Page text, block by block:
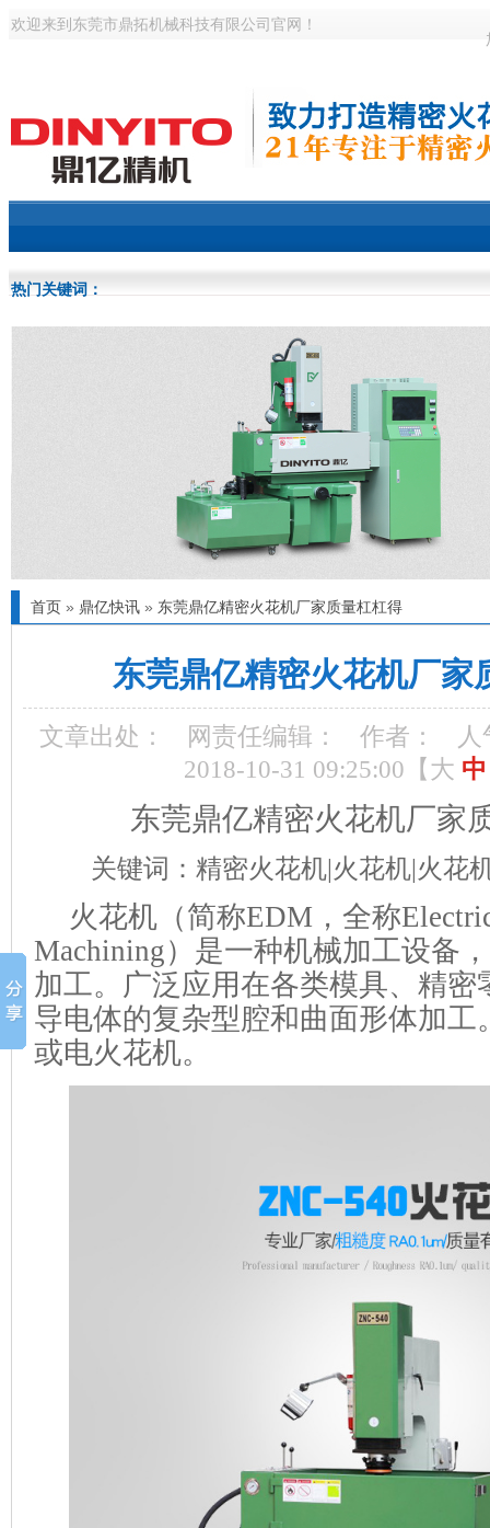
欢迎来到东莞市鼎拓机械科技有限公司官网！
热门关键词：
首页 » 鼎亿快讯 » 东莞鼎亿精密火花机厂家质量杠杠得
东莞鼎亿精密火花机厂家
文章出处： 网责任编辑： 作者：
2018-10-31 09:25:00【大 中
东莞鼎亿精密火花机厂家
关键词：精密火花机|火花机|火花
火花机（简称EDM，全称
Machining）是一种机械加工设备
加工。广泛应用在各类模具、精密
导电体的复杂型腔和曲面形体加工
或电火花机。